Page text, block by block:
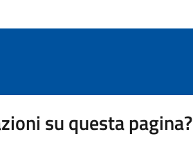
su questa pagina?